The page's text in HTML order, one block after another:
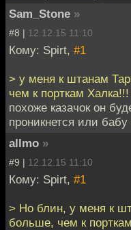
Sam_Stone »
#8 | 12.12.15 11:10
Кому: Spirt, #1
> у меня к штанам
чем к порткам Халка!!!
похоже казачок он
проникнется или
allmo »
#9 | 12.12.15 11:10
Кому: Spirt, #1
> Но блин, у меня к
больше, чем к